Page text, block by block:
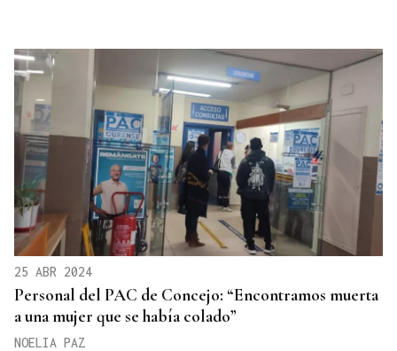
25 ABR 2024
Personal del PAC de Concejo: “Encontramos muerta
a una mujer que se había colado”
NOELIA PAZ